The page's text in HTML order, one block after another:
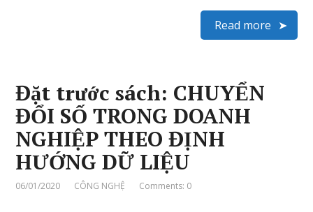
Read more
Đặt trước sách: CHUYỂN
ĐỔI SỐ TRONG DOANH
NGHIỆP THEO ĐỊNH
HƯỚNG DỮ LIỆU
06/01/2020 CÔNG NGHỆ Comments: 0